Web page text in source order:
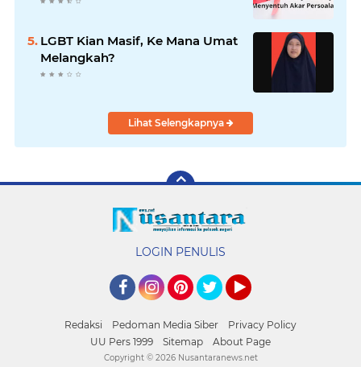
LGBT Kian Masif, Ke Mana Umat
Melangkah?
Lihat Selengkapnya
LOGIN PENULIS
Redaksi Pedoman Media Siber
Privacy Policy
UU Pers 1999
Sitemap About Page
Copyright © 2026 Nusantaranews.net